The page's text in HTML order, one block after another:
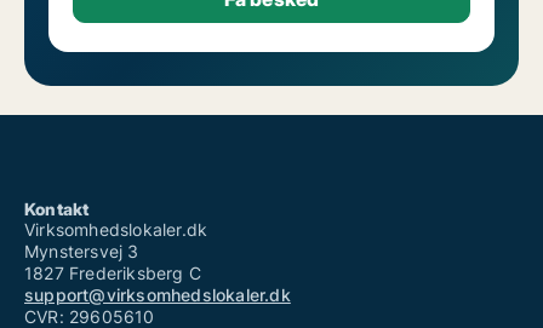
Kontakt
Virksomhedslokaler.dk
Mynstersvej 3
1827 Frederiksberg C
support@virksomhedslokaler.dk
CVR: 29605610